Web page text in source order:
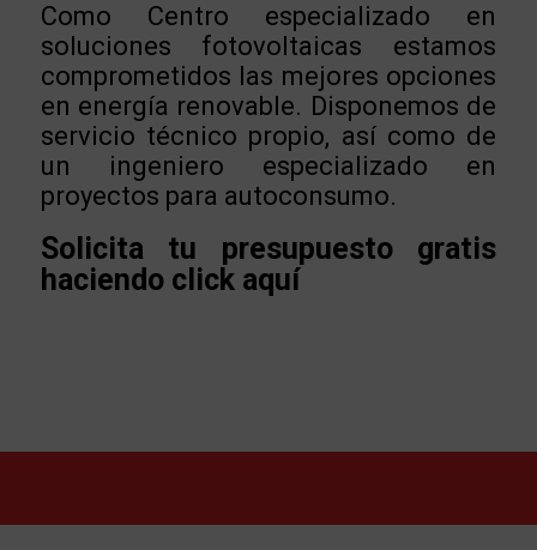
Como Centro especializado en
soluciones fotovoltaicas estamos
comprometidos las mejores opciones
en energía renovable. Disponemos de
servicio técnico propio, así como de
un ingeniero especializado en
proyectos para autoconsumo.
Solicita tu presupuesto gratis
haciendo click aquí